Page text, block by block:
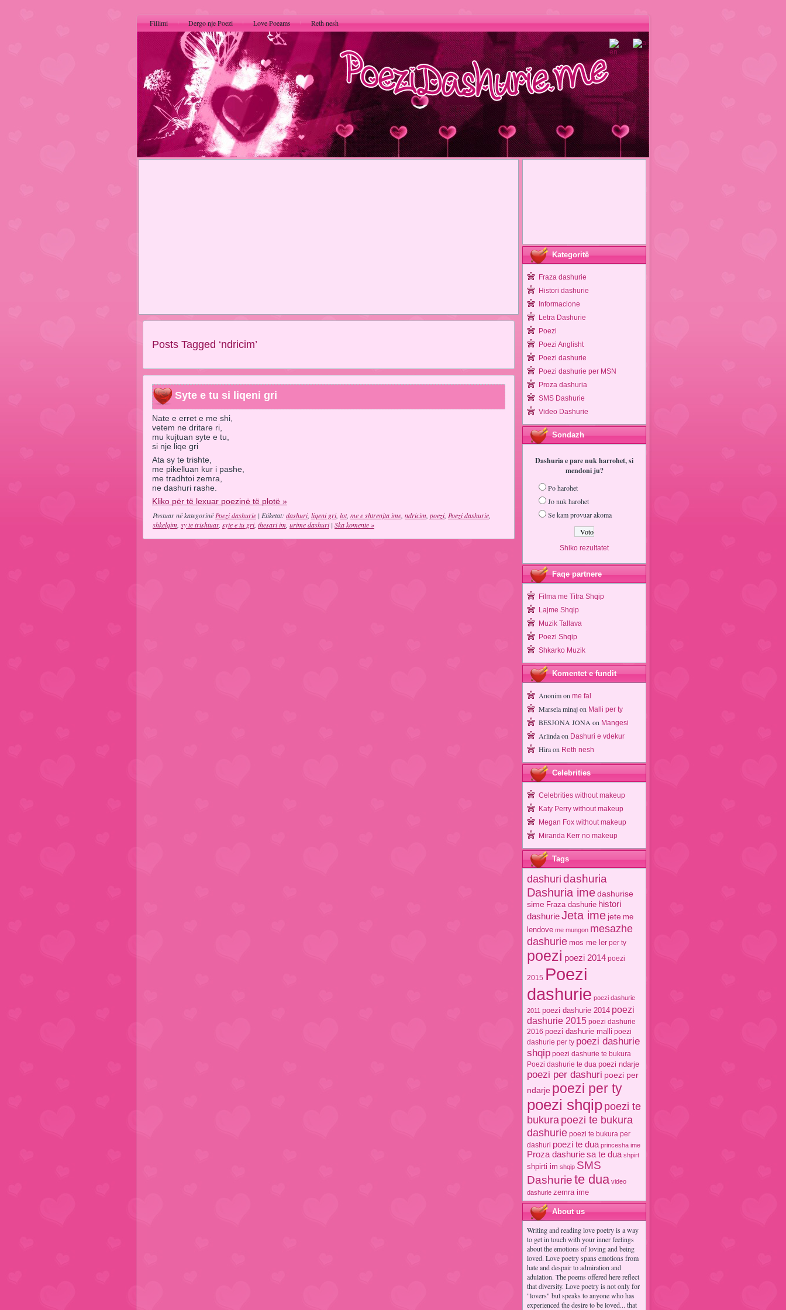
Fillimi Dergo nje Poezi Love Poeams Reth nesh
Posts Tagged ‘ndricim’
Syte e tu si liqeni gri
Nate e erret e me shi,
vetem ne dritare ri,
mu kujtuan syte e tu,
si nje liqe gri
Ata sy te trishte,
me pikelluan kur i pashe,
me tradhtoi zemra,
ne dashuri rashe.
Kliko për të lexuar poezinë të plotë »
Postuar në kategorinëPoezi dashurie | Etiketat: dashuri, liqeni gri, lot, me e shtrenjta ime ndricim poezi, Poezi dashurie
shkelqim sy te trishtuar, syte e tu gri, thesari im urime dashuri| Ska komente »
Kategoritë
Fraza dashurie
Histori dashurie
Informacione
Letra Dashurie
Poezi
Poezi Anglisht
Poezi dashurie
Poezi dashurie per MSN
Proza dashuria
SMS Dashurie
Video Dashurie
Sondazh
Dashuria e pare nuk harrohet, si
mendoni ju?
Po harohet
Jo nuk harohet
Se kam provuar akoma
Shiko rezultatet
Faqe partnere
Filma me Titra Shqip
Lajme Shqip
Muzik Tallava
Poezi Shqip
Shkarko Muzik
Komentet e fundit
Anonimon me fal
Marsela minajon Malli per ty
BESJONA JONA on Mangesi
Arlindaon Dashuri e vdekur
Hiraon Reth nesh
Celebrities
Celebrities without makeup
Katy Perry without makeup
Megan Fox without makeup
Miranda Kerr no makeup
Tags
dashuridashuria
Dashuria imedashurise
sime Fraza dashurie histori
dashurieJeta ime jete me
lendove me mungon mesazhe
dashurie mos me ler per ty
poezi poezi 2014 poezi
2015 Poezi
dashurie poezi dashurie
2011 poezi dashurie 2014 poezi
dashurie 2015 poezi dashurie
2016 poezi dashurie malli poezi
dashurie per ty poezi dashurie
shqip poezi dashurie te bukura
Poezi dashurie te dua poezi ndarje
poezi per dashuri poezi per
ndarje poezi per ty
poezi shqip poezi te
bukura poezi te bukura
dashurie poezi te bukura per
dashuri poezi te dua princesha ime
Proza dashuriesa te dua shpirt
shpirti im shqip SMS
Dashuriete dua video
dashurie zemra ime
About us
Writing and reading love poetry is a way
to get in touch with your inner feelings
about the emotions of loving and being
loved. Love poetry spans emotions from
hate and despair to admiration and
adulation. The poems offered here reflect
that diversity. Love poetry is not only for
"lovers" but speaks to anyone who has
experienced the desire to be loved... that